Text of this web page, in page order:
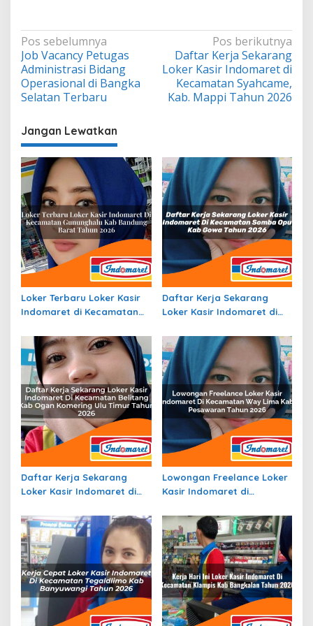
Navigasi
pos
Pos sebelumnya
Job Vacancy Petugas
Administrasi Bidang
Operasional di Bangka
Selatan Terbaru
Pos berikutnya
Daftar Kerja Sekarang
Loker Kasir Indomaret di
Kecamatan Syahcame,
Kab. Mappi Tahun 2026
Jangan Lewatkan
Loker Terbaru Loker Kasir
Indomaret di Kecamatan
Barat Tahun 2026
Daftar Kerja Sekarang
Loker Kasir Indomaret di
Kab. Gowa Tahun 2026
Daftar Kerja Sekarang
Loker Kasir Indomaret di
Ogan Komering Ulu Timur
Tahun 2026
Lowongan Freelance Loker
Kasir Indomaret di
Pesawaran Tahun 2026